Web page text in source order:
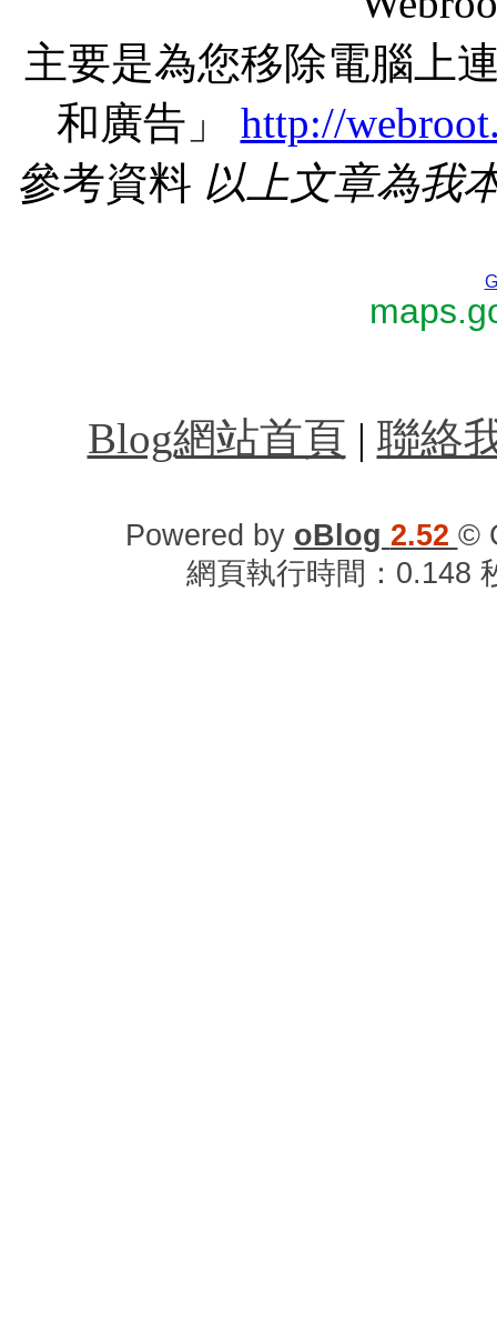
主要是為您移除電腦上
和廣告」 http://
參考資料 以上文章為我
Blog網站首頁 | 聯絡
Powered by oBlog 2.52 ©
網頁執行時間：0.148